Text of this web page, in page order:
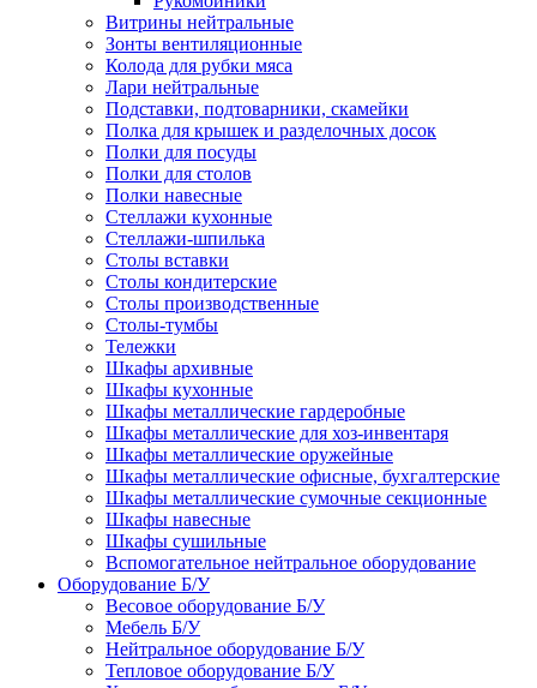
Витрины нейтральные
Зонты вентиляционные
Колода для рубки мяса
Лари нейтральные
Подставки, подтоварники, скамейки
Полка для крышек и разделочных досок
Полки для посуды
Полки для столов
Полки навесные
Стеллажи кухонные
Стеллажи-шпилька
Столы вставки
Столы кондитерские
Столы производственные
Столы-тумбы
Тележки
Шкафы архивные
Шкафы кухонные
Шкафы металлические гардеробные
Шкафы металлические для хоз-инвентаря
Шкафы металлические оружейные
Шкафы металлические офисные, бухгалтерские
Шкафы металлические сумочные секционные
Шкафы навесные
Шкафы сушильные
Вспомогательное нейтральное оборудование
Оборудование Б/У
Весовое оборудование Б/У
Мебель Б/У
Нейтральное оборудование Б/У
Тепловое оборудование Б/У